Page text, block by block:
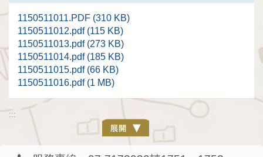
1150511011.PDF (310 KB)
1150511012.pdf (115 KB)
1150511013.pdf (273 KB)
1150511014.pdf (185 KB)
1150511015.pdf (66 KB)
1150511016.pdf (1 MB)
:::